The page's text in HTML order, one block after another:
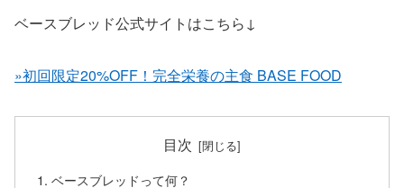
ベースブレッド公式サイトはこちら↓
»初回限定20%OFF！完全栄養の主食 BASE FOOD
目次
ベースブレッドって何？